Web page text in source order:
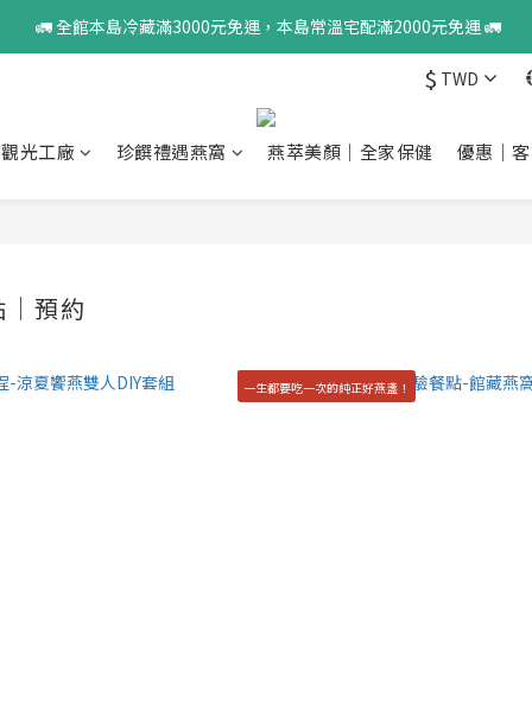
🚛 全館本島冷藏滿3000元免運，本島常溫宅配滿2000元免運 🚛
$ TWD
光工廠 珍饌禮遇燕窩 燕萃美顏｜全家保健 優惠｜
預約
一生都要吃一次的純正好燕盞！